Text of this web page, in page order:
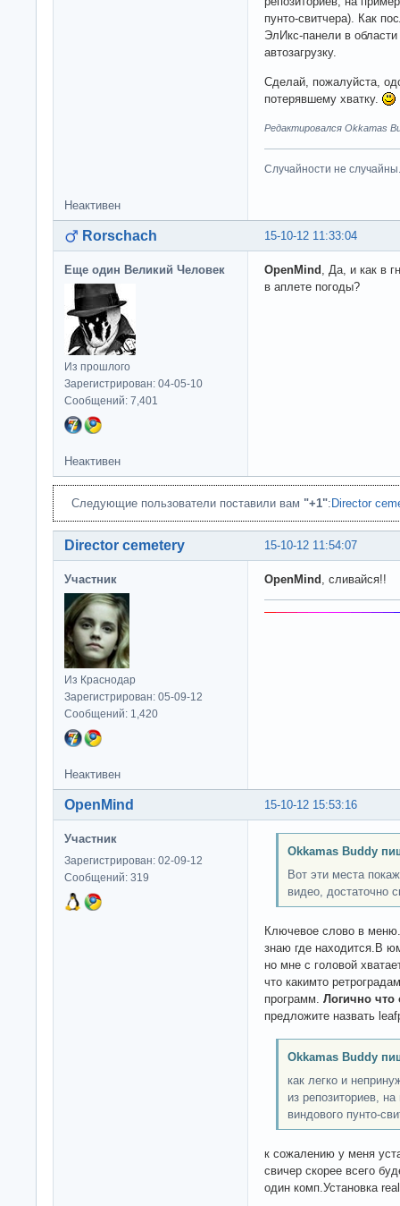
пунто-свитчера). Как
ЭлИкс-панели в
автозагрузку.
Сделай, пожалуйста,
потерявшему хватку.
Редактировался Okkamas
Случайности не случайны.
Неактивен
15-10-12 11:33:04
Rorschach
Еще один Великий Человек
Из прошлого
Зарегистрирован: 04-05-10
Сообщений: 7,401
OpenMind , Да, и как в
в аплете погоды?
Неактивен
Следующие пользователи поставили вам "+1":Director
15-10-12 11:54:07
Director cemetery
Участник
Из Краснодар
Зарегистрирован: 05-09-12
Сообщений: 1,420
OpenMind , сливайся!!
Неактивен
15-10-12 15:53:16
OpenMind
Участник
Зарегистрирован: 02-09-12
Сообщений: 319
Okkamas Buddy
Вот эти места
видео, достаточно
Ключевое слово в
знаю где находится.В
но мне с головой
что какимто
программ. Логично что
предложите назвать
Okkamas Buddy
как легко и
из репозиториев,
виндового пунто-
к сожалению у меня
свичер скорее всего
один комп.Установка